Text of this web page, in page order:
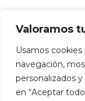
Valoramos
Usamos
navegación,
personalizados
en “Aceptar